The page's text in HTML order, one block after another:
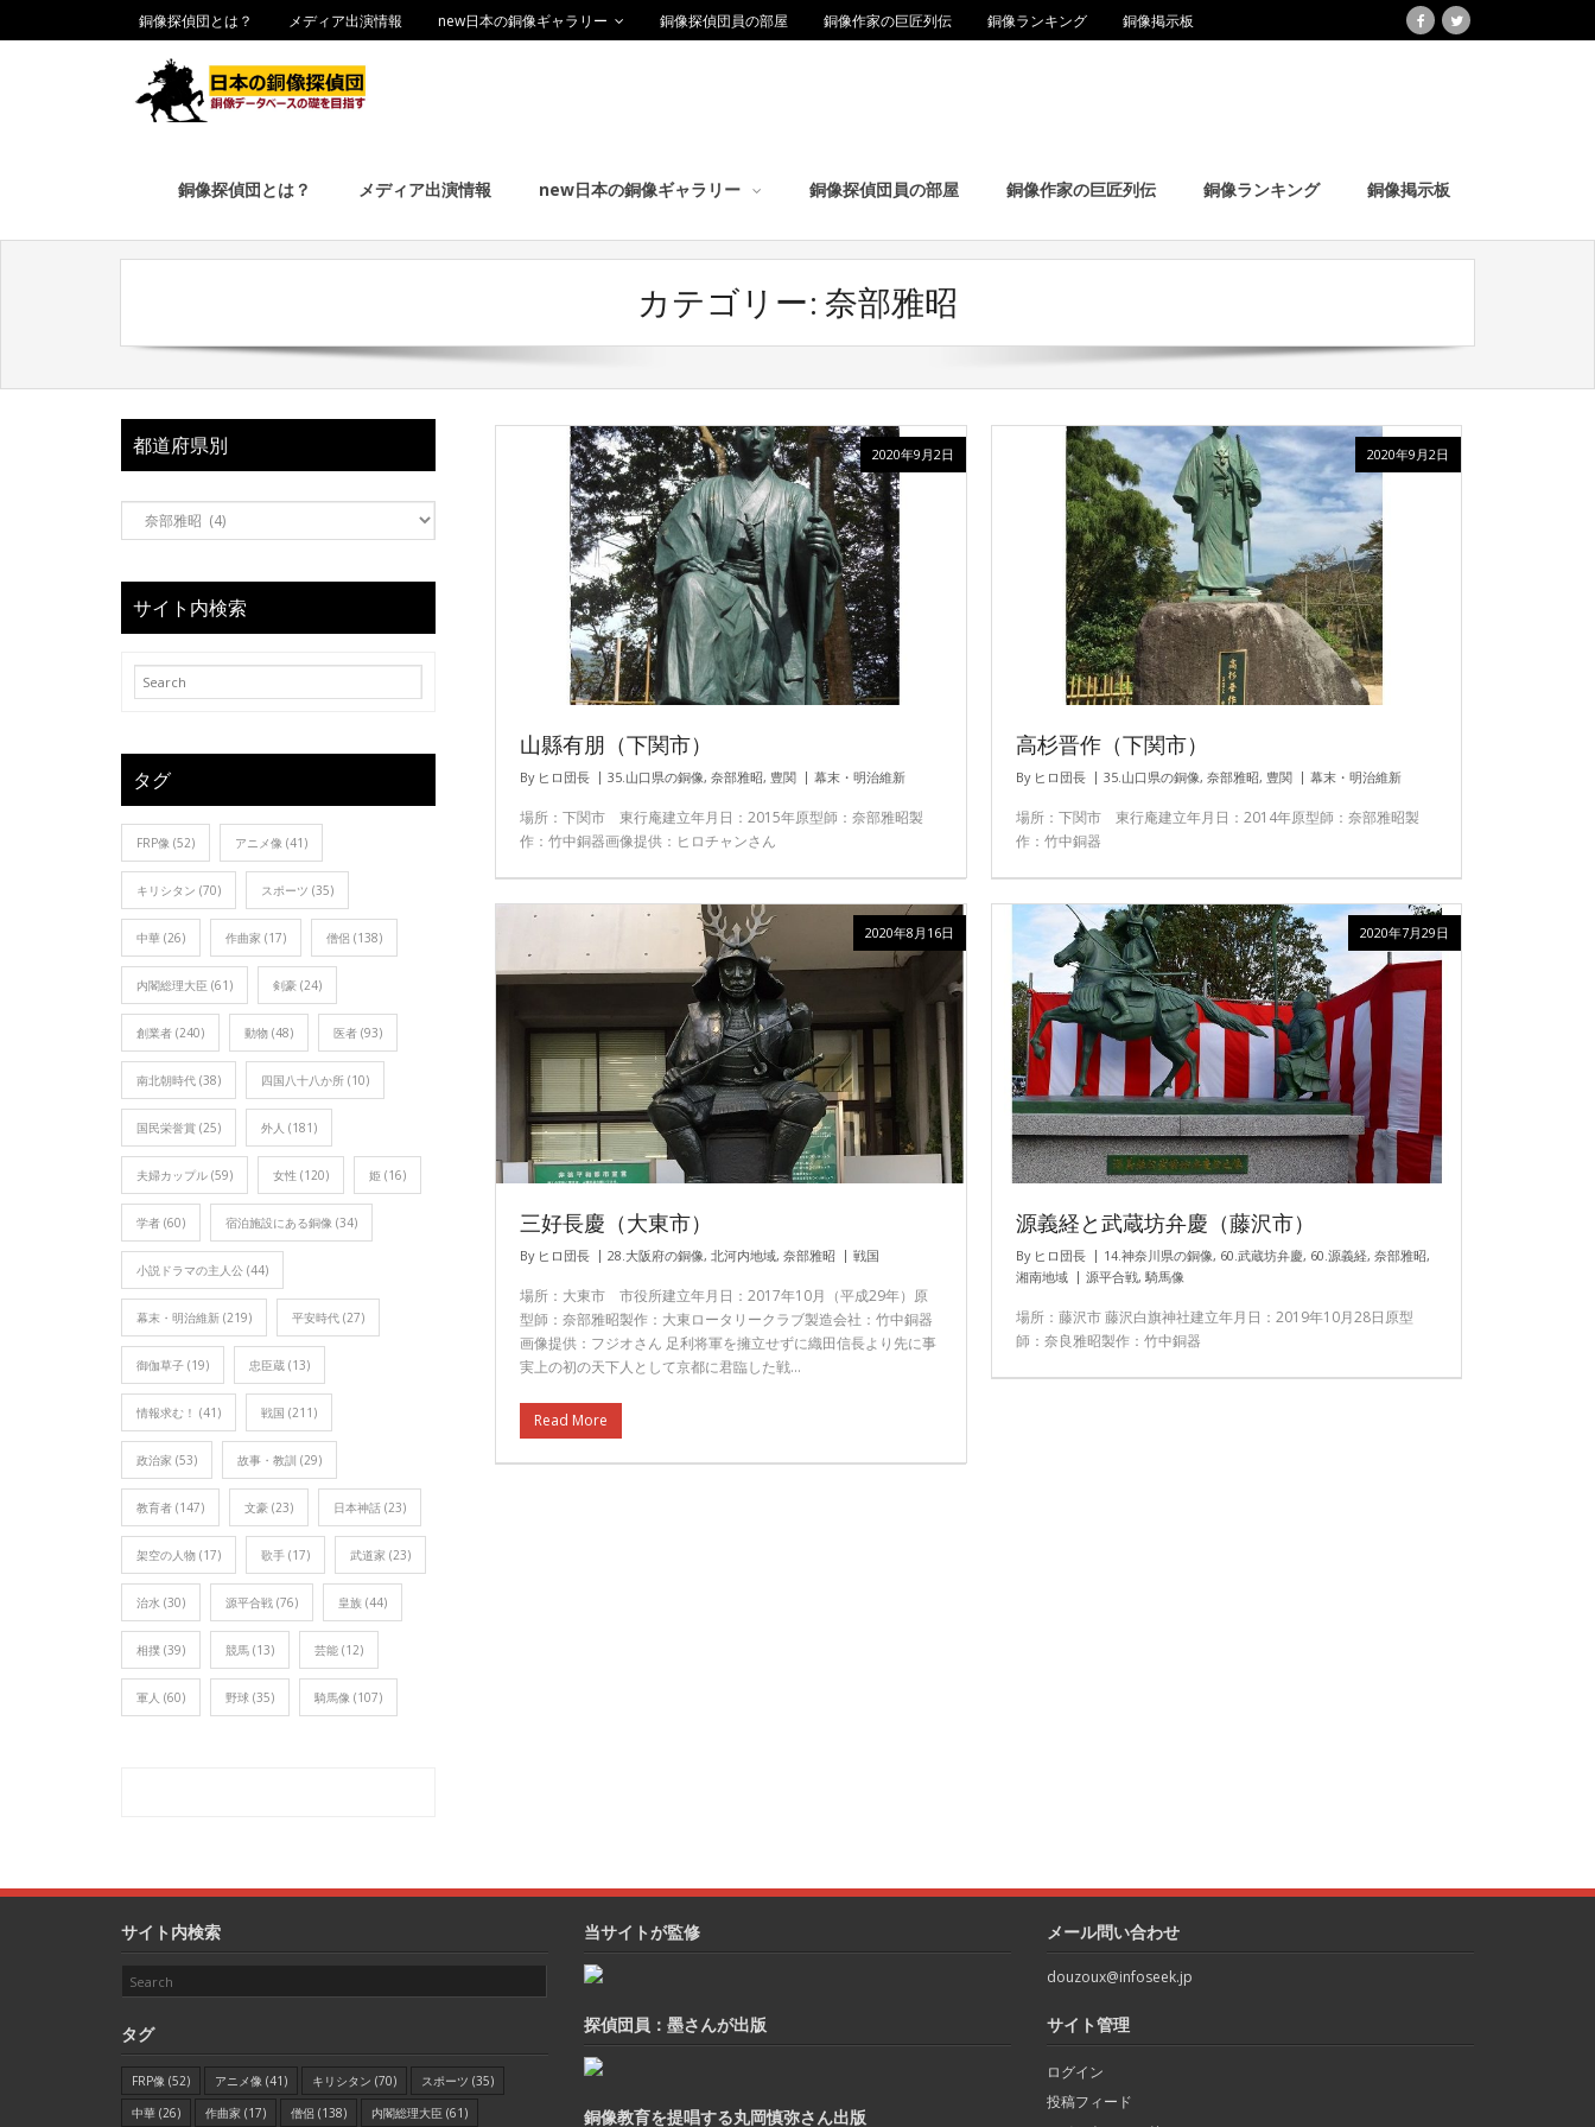
銅像探偵団とは？ メディア出演情報 new日本の銅像ギャラリー 銅像探偵団員の部屋 銅像作家の巨匠列伝 銅像ランキング 銅像掲示板
銅像探偵団とは？ メディア出演情報 new日本の銅像ギャラリー 銅像探偵団員の部屋 銅像作家の巨匠列伝 銅像ランキング 銅像掲示板
カテゴリー: 奈部雅昭
山縣有朋（下関市）
By ヒロ団長 35.山口県の銅像, 奈部雅昭, 豊関 幕末・明治維新
場所：下関市 東行庵建立年月日：2015年原型師：奈部雅昭製
作：竹中銅器画像提供：ヒロチャンさん
2020年9月2日
高杉晋作（下関市）
By ヒロ団長 35.山口県の銅像, 奈部雅昭, 豊関 幕末・明治維新
場所：下関市 東行庵建立年月日：2014年原型師：奈部雅昭製
作：竹中銅器
2020年9月2日
三好長慶（大東市）
By ヒロ団長 28.大阪府の銅像, 北河内地域, 奈部雅昭 戦国
場所：大東市 市役所建立年月日：2017年10月（平成29年）原
型師：奈部雅昭製作：大東ロータリークラブ製造会社：竹中銅器
画像提供：フジオさん 足利将軍を擁立せずに織田信長より先に事
実上の初の天下人として京都に君臨した戦…
Read More
2020年8月16日
源義経と武蔵坊弁慶（藤沢市）
By ヒロ団長 14.神奈川県の銅像, 60.武蔵坊弁慶, 60.源義経, 奈部雅昭,
湘南地域
源平合戦, 騎馬像
場所：藤沢市 藤沢白旗神社建立年月日：2019年10月28日原型
師：奈良雅昭製作：竹中銅器
2020年7月29日
都道府県別
サイト内検索
タグ
FRP像 (52) アニメ像 (41)
キリシタン (70) スポーツ (35)
中華 (26) 作曲家 (17) 僧侶 (138)
内閣総理大臣 (61) 剣豪 (24)
創業者 (240) 動物 (48) 医者 (93)
南北朝時代 (38) 四国八十八か所 (10)
国民栄誉賞 (25) 外人 (181)
夫婦カップル (59) 女性 (120) 姫 (16)
学者 (60) 宿泊施設にある銅像 (34)
小説ドラマの主人公 (44)
幕末・明治維新 (219) 平安時代 (27)
御伽草子 (19) 忠臣蔵 (13)
情報求む！ (41) 戦国 (211)
政治家 (53) 故事・教訓 (29)
教育者 (147) 文豪 (23) 日本神話 (23)
架空の人物 (17) 歌手 (17) 武道家 (23)
治水 (30) 源平合戦 (76) 皇族 (44)
相撲 (39) 競馬 (13) 芸能 (12)
軍人 (60) 野球 (35) 騎馬像 (107)
サイト内検索
タグ
FRP像 (52) アニメ像 (41) キリシタン (70) スポーツ (35)
中華 (26) 作曲家 (17) 僧侶 (138) 内閣総理大臣 (61)
当サイトが監修
探偵団員：墨さんが出版
銅像教育を提唱する丸岡慎弥さん出版
メール問い合わせ
douzoux@infoseek.jp
サイト管理
ログイン
投稿フィード